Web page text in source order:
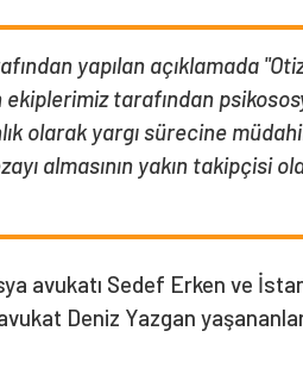
yapılan açıklamada
tarafından
olarak yargı sürecine
almasının yakın takipçisi
avukatı Sedef Erken ve
Deniz Yazgan